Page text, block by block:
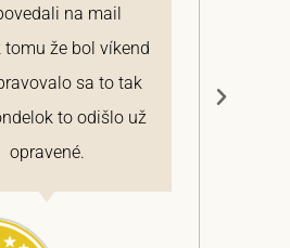
na mail
tomu že bol víkend
sa to tak
to odišlo už
opravené.